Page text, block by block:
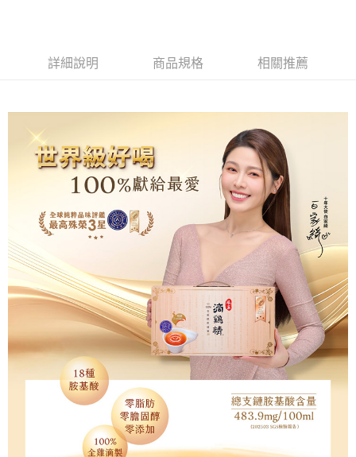
詳細說明 商品規格 相關推薦